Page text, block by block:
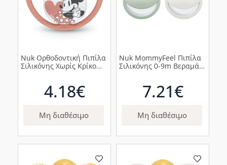
Nuk Ορθοδοντική Πιπίλα
Σιλικόνης Χωρίς Κρίκο
4.18€
Μη διαθέσιμο
Nuk MommyFeel Πιπίλα
Σιλικόνης 0-9m Βεραμάν
7.21€
Μη διαθέσιμο